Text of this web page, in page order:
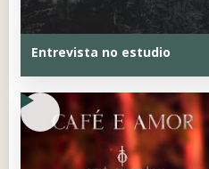
Entrevista no estudio